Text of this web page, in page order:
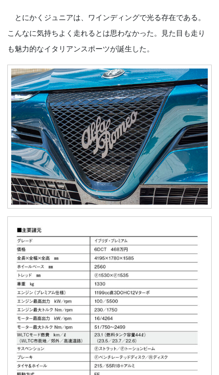
とにかくジュニアは、ワインディングで光る存在である。
こんなに気持ちよく走れるとは思わなかった。見た目も走り
も魅力的なイタリアンスポーツが誕生した。